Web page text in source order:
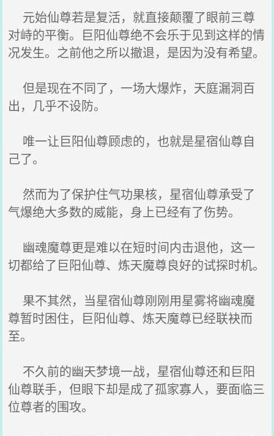
元始仙尊若是复活，就直接颠覆了眼前三尊
对峙的平衡。巨阳仙尊绝不会乐于见到这样的情
况发生。之前他之所以撤退，是因为没有希望。
但是现在不同了，一场大爆炸，天庭漏洞百
出，几乎不设防。
唯一让巨阳仙尊顾虑的，也就是星宿仙尊自
己了。
然而为了保护住气功果核，星宿仙尊承受了
气爆绝大多数的威能，身上已经有了伤势。
幽魂魔尊更是难以在短时间内击退他，这一
切都给了巨阳仙尊、炼天魔尊良好的试探时机。
果不其然，当星宿仙尊刚刚用星雾将幽魂魔
尊暂时困住，巨阳仙尊、炼天魔尊已经联袂而
至。
不久前的幽天梦境一战，星宿仙尊还和巨阳
仙尊联手，但眼下却是成了孤家寡人，要面临三
位尊者的围攻。